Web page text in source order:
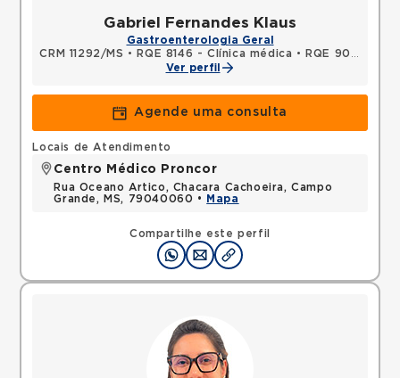
Gabriel Fernandes Klaus
Gastroenterologia Geral
CRM 11292/MS • RQE 8146 - Clínica médica •
RQE 9003 - Gastroenterologia
Ver perfil
Agende uma consulta
Compartilhe este perfil
Locais de Atendimento
Centro Médico Proncor
Rua Oceano Artico, Chacara Cachoeira, Campo
Grande, MS, 79040060 •
Mapa